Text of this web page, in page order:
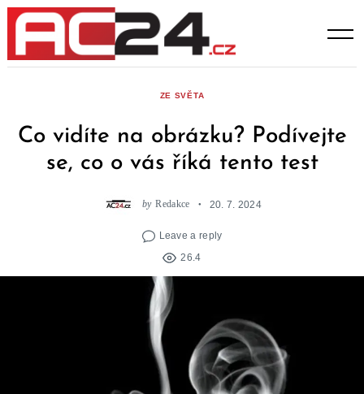
Skip
content
ZE SVĚTA
Co vidíte na obrázku? Podívejte
se, co o vás říká tento test
by Redakce 20. 7. 2024
Leave a reply
26.4